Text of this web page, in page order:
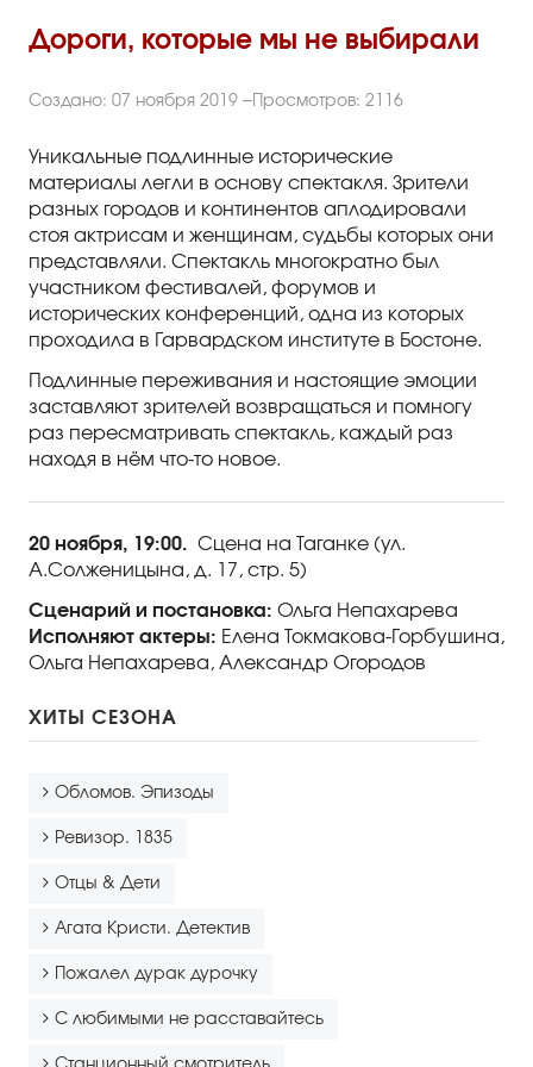
Правила группового посещения
Порядок возврата билетов
Новости
Репертуар
Афиша
Контакты
Дороги, которые мы не выбирали
Создано: 07 ноября 2019 Просмотров: 2116
Уникальные подлинные исторические
материалы легли в основу спектакля. Зрители
разных городов и континентов аплодировали
стоя актрисам и женщинам, судьбы которых они
представляли. Спектакль многократно был
участником фестивалей, форумов и
исторических конференций, одна из которых
проходила в Гарвардском институте в Бостоне.
Подлинные переживания и настоящие эмоции
заставляют зрителей возвращаться и помногу
раз пересматривать спектакль, каждый раз
находя в нём что-то новое.
20 ноября, 19:00. Сцена на Таганке (ул.
А.Солженицына, д. 17, стр. 5)
Сценарий и постановка: Ольга Непахарева
Исполняют актеры: Елена Токмакова-Горбушина,
Ольга Непахарева, Александр Огородов
ХИТЫ СЕЗОНА
Обломов. Эпизоды
Ревизор. 1835
Отцы & Дети
Агата Кристи. Детектив
Пожалел дурак дурочку
С любимыми не расставайтесь